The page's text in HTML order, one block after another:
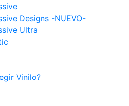
Designs -NUEVO-
Ultra
Vinilo?